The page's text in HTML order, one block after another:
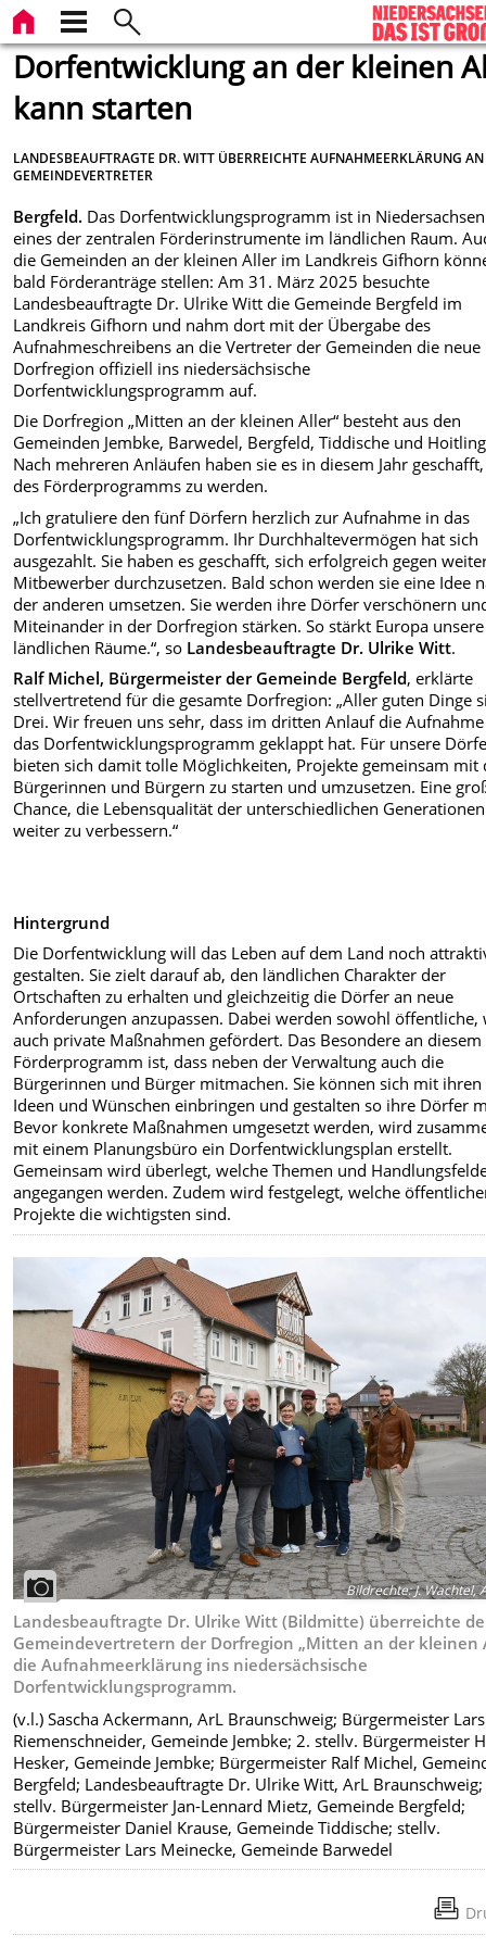
Dorfentwicklung an der kleinen
kann starten
LANDESBEAUFTRAGTE DR. WITT ÜBERREICHTE AUFNAHMEERKLÄRUNG AN
GEMEINDEVERTRETER
Bergfeld. Das Dorfentwicklungsprogramm ist in Niedersachsen
eines der zentralen Förderinstrumente im ländlichen Raum.
die Gemeinden an der kleinen Aller im Landkreis Gifhorn
bald Förderanträge stellen: Am 31. März 2025 besuchte
Landesbeauftragte Dr. Ulrike Witt die Gemeinde Bergfeld im
Landkreis Gifhorn und nahm dort mit der Übergabe des
Aufnahmeschreibens an die Vertreter der Gemeinden die neue
Dorfregion offiziell ins niedersächsische
Dorfentwicklungsprogramm auf.
Die Dorfregion „Mitten an der kleinen Aller“ besteht aus den
Gemeinden Jembke, Barwedel, Bergfeld, Tiddische und
Nach mehreren Anläufen haben sie es in diesem Jahr
des Förderprogramms zu werden.
„Ich gratuliere den fünf Dörfern herzlich zur Aufnahme in das
Dorfentwicklungsprogramm. Ihr Durchhaltevermögen hat sich
ausgezahlt. Sie haben es geschafft, sich erfolgreich gegen
Mitbewerber durchzusetzen. Bald schon werden sie eine Idee
der anderen umsetzen. Sie werden ihre Dörfer verschönern
Miteinander in der Dorfregion stärken. So stärkt Europa unsere
ländlichen Räume.“, so Landesbeauftragte Dr. Ulrike Witt.
Ralf Michel, Bürgermeister der Gemeinde Bergfeld, erklärte
stellvertretend für die gesamte Dorfregion: „Aller guten Dinge
Drei. Wir freuen uns sehr, dass im dritten Anlauf die
das Dorfentwicklungsprogramm geklappt hat. Für unsere
bieten sich damit tolle Möglichkeiten, Projekte gemeinsam mit
Bürgerinnen und Bürgern zu starten und umzusetzen. Eine
Chance, die Lebensqualität der unterschiedlichen Generationen
weiter zu verbessern.“
Hintergrund
Die Dorfentwicklung will das Leben auf dem Land noch
gestalten. Sie zielt darauf ab, den ländlichen Charakter der
Ortschaften zu erhalten und gleichzeitig die Dörfer an neue
Anforderungen anzupassen. Dabei werden sowohl öffentliche,
auch private Maßnahmen gefördert. Das Besondere an diesem
Förderprogramm ist, dass neben der Verwaltung auch die
Bürgerinnen und Bürger mitmachen. Sie können sich mit ihren
Ideen und Wünschen einbringen und gestalten so ihre Dörfer
Bevor konkrete Maßnahmen umgesetzt werden, wird
mit einem Planungsbüro ein Dorfentwicklungsplan erstellt.
Gemeinsam wird überlegt, welche Themen und
angegangen werden. Zudem wird festgelegt, welche
Projekte die wichtigsten sind.
Bildrechte:J. Wachtel,
Landesbeauftragte Dr. Ulrike Witt (Bildmitte) überreichte
Gemeindevertretern der Dorfregion „Mitten an der kleinen
die Aufnahmeerklärung ins niedersächsische
Dorfentwicklungsprogramm.
(v.l.) Sascha Ackermann, ArL Braunschweig; Bürgermeister Lars
Riemenschneider, Gemeinde Jembke; 2. stellv. Bürgermeister
Hesker, Gemeinde Jembke; Bürgermeister Ralf Michel,
Bergfeld; Landesbeauftragte Dr. Ulrike Witt, ArL Braunschweig;
stellv. Bürgermeister Jan-Lennard Mietz, Gemeinde Bergfeld;
Bürgermeister Daniel Krause, Gemeinde Tiddische; stellv.
Bürgermeister Lars Meinecke, Gemeinde Barwedel